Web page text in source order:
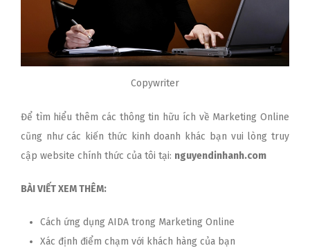
Copywriter
Để tìm hiểu thêm các thông tin hữu ích về Marketing Online
cũng như các kiến thức kinh doanh khác bạn vui lòng truy
cập website chính thức của tôi tại: nguyendinhanh.com
BÀI VIẾT XEM THÊM:
Cách ứng dụng AIDA trong Marketing Online
Xác định điểm chạm với khách hàng của bạn